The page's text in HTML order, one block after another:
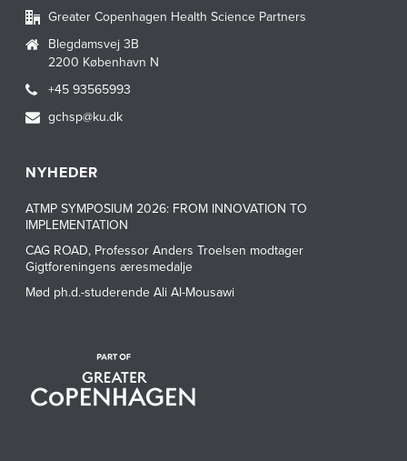
Greater Copenhagen Health Science Partners
Blegdamsvej 3B
2200 København N
+45 93565993
gchsp@ku.dk
NYHEDER
ATMP SYMPOSIUM 2026: FROM INNOVATION TO
IMPLEMENTATION
CAG ROAD, Professor Anders Troelsen modtager
Gigtforeningens æresmedalje
Mød ph.d.-studerende Ali Al-Mousawi